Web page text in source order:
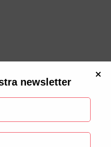
newsletter